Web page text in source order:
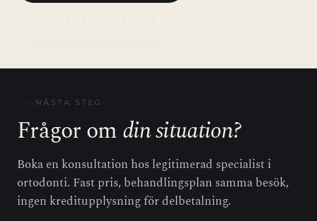
NÄSTA STEG
Frågor omdin situation?
Boka en konsultation hos legitimerad specialist i
ortodonti. Fast pris, behandlingsplan samma besök,
ingen kreditupplysning för delbetalning.